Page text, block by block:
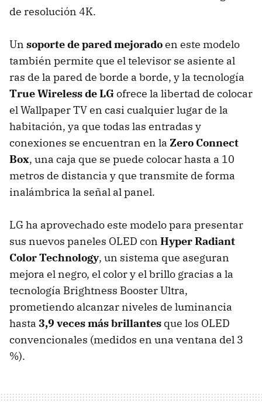
de resolución 4K.
Un soporte de pared mejoradoen este modelo
también permite que el televisor se asiente al
ras de la pared de borde a borde, y la tecnología
True Wireless de LGofrece la libertad de colocar
el Wallpaper TV en casi cualquier lugar de la
habitación, ya que todas las entradas y
conexiones se encuentran en la Zero Connect
Box, una caja que se puede colocar hasta a 10
metros de distancia y que transmite de forma
inalámbrica la señal al panel.
LG ha aprovechado este modelo para presentar
sus nuevos paneles OLED con Hyper Radiant
Color Technology, un sistema que aseguran
mejora el negro, el color y el brillo gracias a la
tecnología Brightness Booster Ultra,
prometiendo alcanzar niveles de luminancia
hasta 3,9 veces más brillantes que los OLED
convencionales (medidos en una ventana del 3
%).